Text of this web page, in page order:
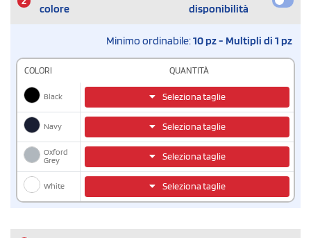
colore
disponibilità
Minimo ordinabile:10 pz - Multipli di 1 pz
COLORI QUANTITÀ
Black Seleziona taglie
Navy Seleziona taglie
Oxford
Grey
Seleziona taglie
White Seleziona taglie